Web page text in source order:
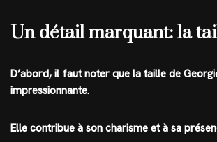
Un détail marquant: la
D’abord, il faut noter que la taille de
impressionnante.
Elle contribue à son charisme et à sa